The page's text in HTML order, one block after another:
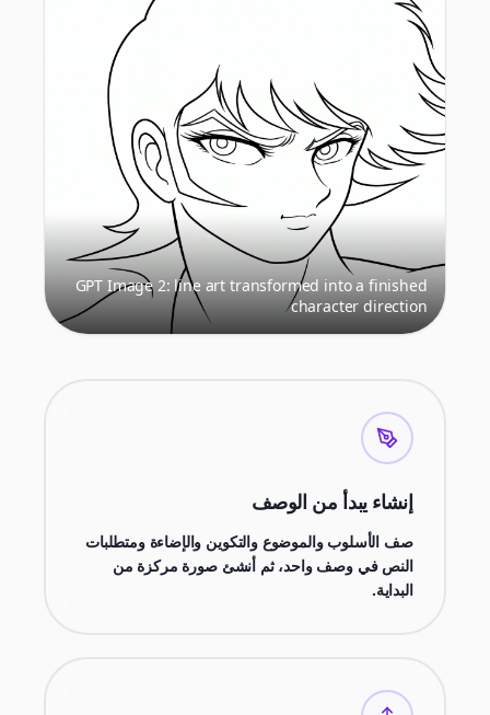
GPT Image 2: line art transformed into a finished
character direction
إنشاء يبدأ من الوصف
صف الأسلوب والموضوع والتكوين والإضاءة ومتطلبات
النص في وصف واحد، ثم أنشئ صورة مركزة من
البداية.